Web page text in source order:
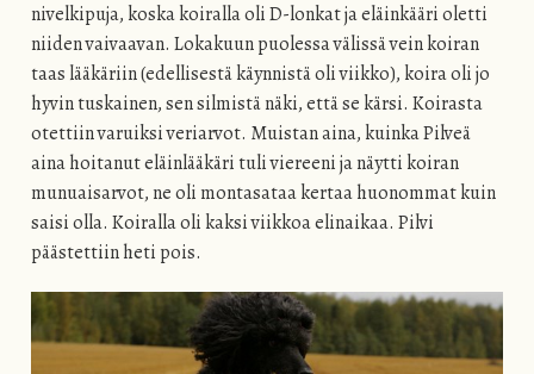
nivelkipuja, koska koiralla oli D-lonkat ja eläinkääri oletti
niiden vaivaavan. Lokakuun puolessa välissä vein koiran
taas lääkäriin (edellisestä käynnistä oli viikko), koira oli jo
hyvin tuskainen, sen silmistä näki, että se kärsi. Koirasta
otettiin varuiksi veriarvot. Muistan aina, kuinka Pilveä
aina hoitanut eläinlääkäri tuli viereeni ja näytti koiran
munuaisarvot, ne oli montasataa kertaa huonommat kuin
saisi olla. Koiralla oli kaksi viikkoa elinaikaa. Pilvi
päästettiin heti pois.